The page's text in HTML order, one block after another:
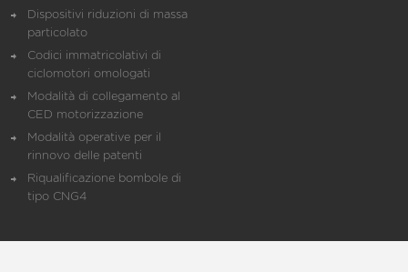
Dispositivi riduzioni di massa
particolato
Codici immatricolativi di
ciclomotori omologati
Modalità di collegamento al
CED motorizzazione
Modalità operative per il
rinnovo delle patenti
Riqualificazione bombole di
tipo CNG4